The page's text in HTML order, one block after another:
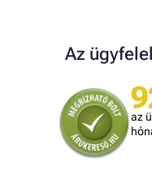
Az
az